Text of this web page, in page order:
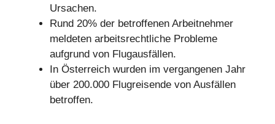
Ursachen.
Rund 20% der betroffenen Arbeitnehmer
meldeten arbeitsrechtliche Probleme
aufgrund von Flugausfällen.
In Österreich wurden im vergangenen Jahr
über 200.000 Flugreisende von Ausfällen
betroffen.